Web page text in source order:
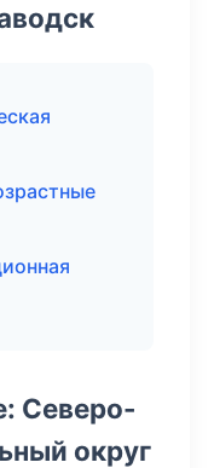
Северо-
округ